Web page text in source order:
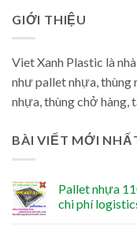
GIỚI THIỆU
Viet Xanh Plastic là
như pallet nhựa, thùng
nhựa, thùng chở hàng,
BÀI VIẾT MỚI
Pallet nhựa
chi phí